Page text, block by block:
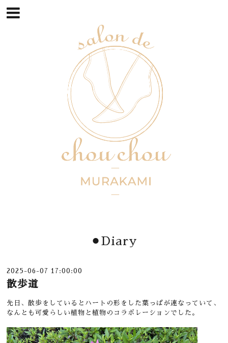
⚫︎Diary
2025-06-07 17:00:00
散歩道
先日、散歩をしているとハートの形をした葉っぱが連なっていて、
なんとも可愛らしい植物と植物のコラボレーションでした。